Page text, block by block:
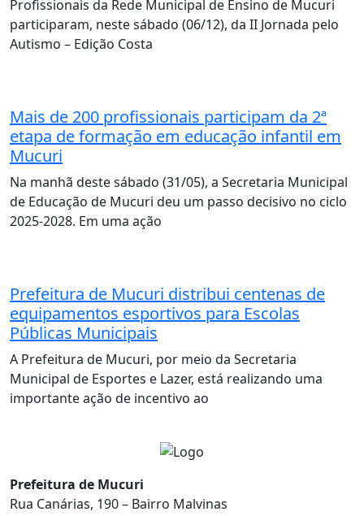
Profissionais da Rede Municipal de Ensino de Mucuri
participaram, neste sábado (06/12), da II Jornada pelo
Autismo – Edição Costa
Mais de 200 profissionais participam da 2ª
etapa de formação em educação infantil em
Mucuri
Na manhã deste sábado (31/05), a Secretaria Municipal
de Educação de Mucuri deu um passo decisivo no ciclo
2025-2028. Em uma ação
Prefeitura de Mucuri distribui centenas de
equipamentos esportivos para Escolas
Públicas Municipais
A Prefeitura de Mucuri, por meio da Secretaria
Municipal de Esportes e Lazer, está realizando uma
importante ação de incentivo ao
Prefeitura de Mucuri
Rua Canárias, 190 – Bairro Malvinas